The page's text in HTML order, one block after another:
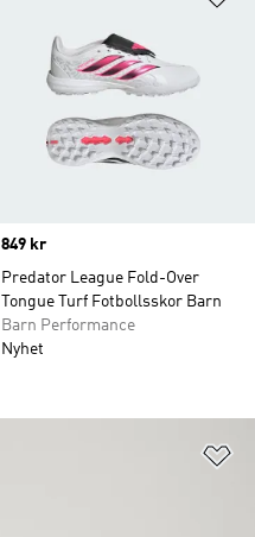
Price
849 kr
Predator League Fold-Over
Tongue Turf Fotbollsskor Barn
Barn Performance
Nyhet